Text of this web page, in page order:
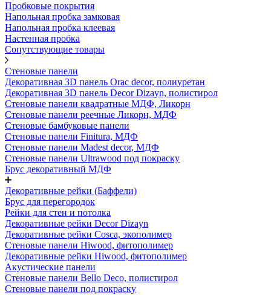
Пробковые покрытия
Напольная пробка замковая
Напольная пробка клеевая
Настенная пробка
Сопутствующие товары
Стеновые панели
Декоративная 3D панель Orac decor, полиуретан
Декоративная 3D панель Decor Dizayn, полистирол
Стеновые панели квадратные МДФ, Ликорн
Стеновые панели реечные Ликорн, МДФ
Стеновые бамбуковые панели
Стеновые панели Finitura, МДФ
Стеновые панели Madest decor, МДФ
Стеновые панели Ultrawood под покраску
Брус декоративный МДФ
Декоративные рейки (Баффели)
Брус для перегородок
Рейки для стен и потолка
Декоративные рейки Decor Dizayn
Декоративные рейки Cosca, экополимер
Стеновые панели Hiwood, фитополимер
Декоративные рейки Hiwood, фитополимер
Акустические панели
Стеновые панели Bello Deco, полистирол
Стеновые панели под покраску